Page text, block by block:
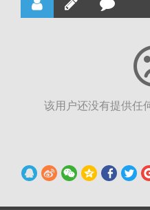
该用户还没有提供任